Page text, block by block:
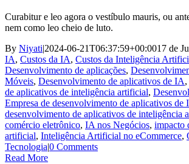
Curabitur e leo agora o vestíbulo mauris, ou
nem como leo cheio de luto.
By Niyati|2024-06-21T06:37:59+00:0017 de
IA, Custos da IA, Custos da Inteligência
Desenvolvimento de aplicações,
Móveis, Desenvolvimento de aplicativos de IA,
de aplicativos de inteligência artificial,
Empresa de desenvolvimento de aplicativos de
desenvolvimento de aplicativos de inteligência
comércio eletrônico, IA nos Negócios, impacto
artificial, Inteligência Artificial no eCommerce,
Tecnologia|0 Comments
Read More